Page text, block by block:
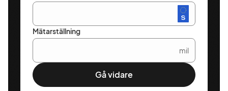
Mätarställning
mil
Gå vidare